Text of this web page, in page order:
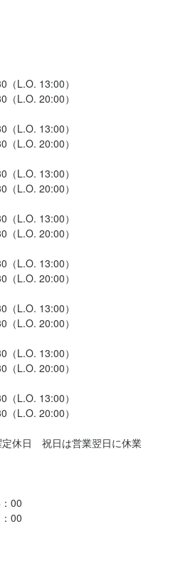
L.O. 13:00）
L.O. 20:00）
L.O. 13:00）
L.O. 20:00）
L.O. 13:00）
L.O. 20:00）
L.O. 13:00）
L.O. 20:00）
L.O. 13:00）
L.O. 20:00）
L.O. 13:00）
L.O. 20:00）
L.O. 13:00）
L.O. 20:00）
L.O. 13:00）
L.O. 20:00）
休日　祝日は営業翌日に休業
00
00